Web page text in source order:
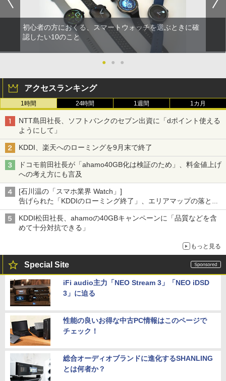
初心者の方におくる、スマートウォッチを選ぶときに確
認したい10のこと
● ● ●
アクセスランキング
1時間 24時間 1週間 1カ月
NTT島田社長、ソフトバンクのセブン出資に「dポイント使える
ようにして」
KDDI、楽天へのローミングを9月末で終了
ドコモ前田社長が「ahamo40GB化は検証のため」、料金値上げ
への考え方にも言及
[石川温の「スマホ業界 Watch」]
告げられた「KDDIのローミング終了」、エリアマップの落とし
穴と楽天モバイルの課題
KDDI松田社長、ahamoの40GBキャンペーンに「品質などを含
めて十分対抗できる」
もっと見る
Special Site
iFi audio主力「NEO Stream 3」「NEO iDSD
3」に迫る
性能の良いお得な中古PC情報はこのページで
チェック！
総合オーディオブランドに進化するSHANLING
とは何者か？